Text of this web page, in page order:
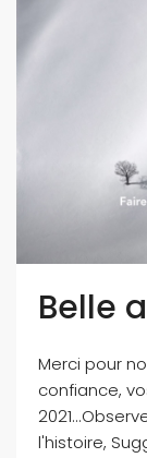
Belle
Merci pour
confiance,
l'histoire,